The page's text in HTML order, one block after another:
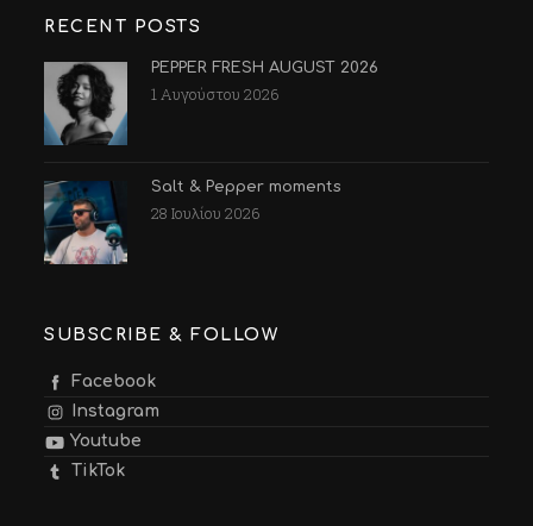
RECENT POSTS
PEPPER FRESH AUGUST 2026
1 Αυγούστου 2026
Salt & Pepper moments
28 Ιουλίου 2026
SUBSCRIBE & FOLLOW
Facebook
Instagram
Youtube
TikTok